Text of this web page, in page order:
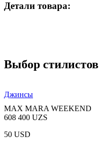
Детали товара:
Выбор стилистов
Джинсы
MAX MARA WEEKEND
608 400 UZS
50 USD